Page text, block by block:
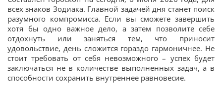
всех знаков Зодиака. Главной задачей дня станет поиск
разумного компромисса. Если вы сможете завершить
хотя бы одно важное дело, а затем позволите себе
отдохнуть или заняться тем, что приносит
удовольствие, день сложится гораздо гармоничнее. Не
стоит требовать от себя невозможного – успех будет
заключаться не в количестве выполненных задач, а в
способности сохранить внутреннее равновесие.